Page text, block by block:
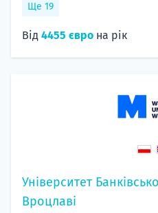
Ще 19
Від 4455 євро на рік
Університет
Вроцлаві